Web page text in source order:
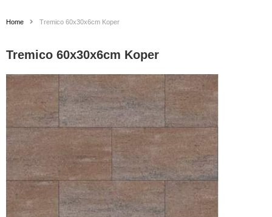
Home Tremico 60x30x6cm Koper
Tremico 60x30x6cm Koper